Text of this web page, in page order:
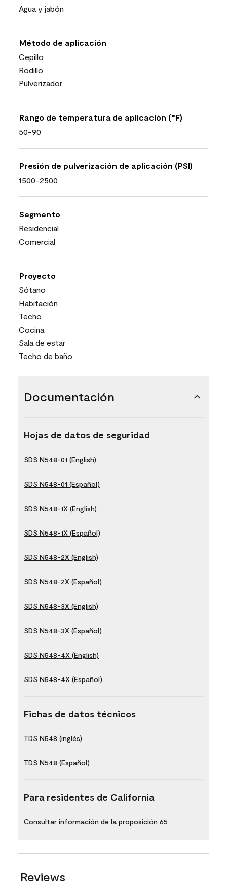
Agua y jabón
Método de aplicación
Cepillo
Rodillo
Pulverizador
Rango de temperatura de aplicación (°F)
50-90
Presión de pulverización de aplicación (PSI)
1500-2500
Segmento
Residencial
Comercial
Proyecto
Sótano
Habitación
Techo
Cocina
Sala de estar
Techo de baño
Documentación
Hojas de datos de seguridad
SDS N548-01 (English)
SDS N548-01 (Español)
SDS N548-1X (English)
SDS N548-1X (Español)
SDS N548-2X (English)
SDS N548-2X (Español)
SDS N548-3X (English)
SDS N548-3X (Español)
SDS N548-4X (English)
SDS N548-4X (Español)
Fichas de datos técnicos
TDS N548 (inglés)
TDS N548 (Español)
Para residentes de California
Consultar información de la proposición 65
Reviews